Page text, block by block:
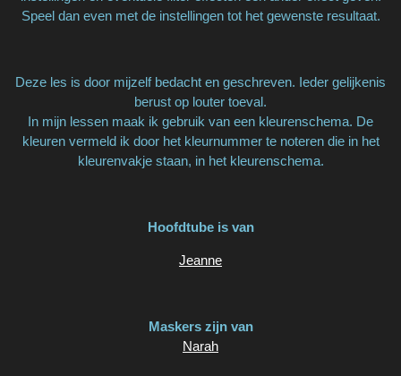
Speel dan even met de instellingen tot het gewenste resultaat.
Deze les is door mijzelf bedacht en geschreven. Ieder gelijkenis
berust op louter toeval.
In mijn lessen maak ik gebruik van een kleurenschema. De
kleuren vermeld ik door het kleurnummer te noteren die in het
kleurenvakje staan, in het kleurenschema.
Hoofdtube is van
Jeanne
Maskers zijn van
Narah